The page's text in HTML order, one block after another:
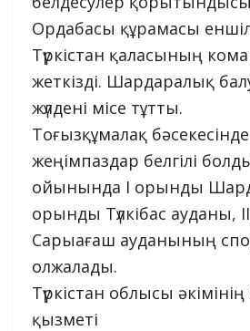
Ордабасы құрамасы
Түркістан қаласының
жеткізді. Шардаралық
жүлдені місе тұтты.
Тоғызқұмалақ
жеңімпаздар белгілі
ойынында І орынды
орынды Түлкібас ауданы,
Сарыағаш ауданының
олжалады.
Түркістан облысы
қызметі